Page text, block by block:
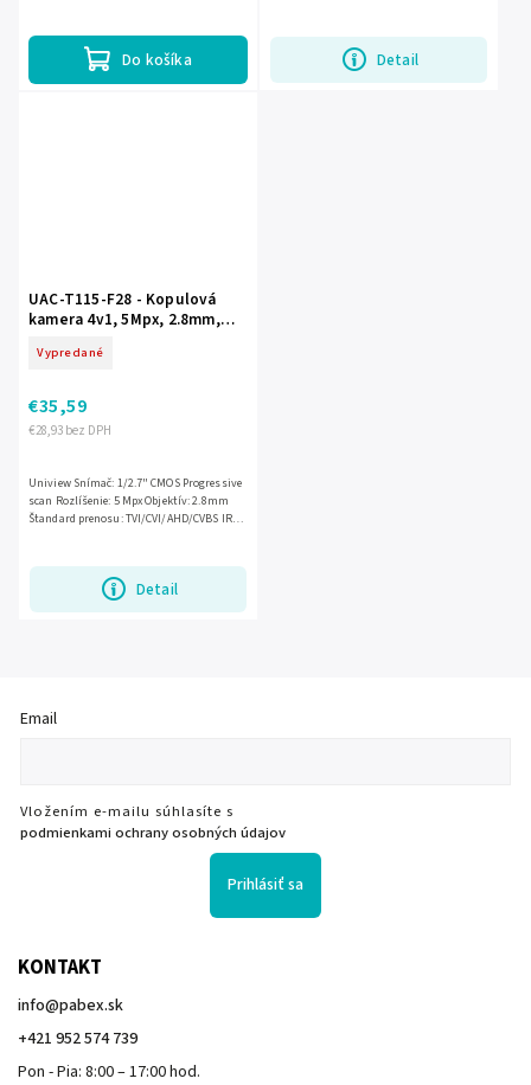
Do košíka Detail
UAC-T115-F28 - Kopulová
kamera 4v1, 5Mpx, 2.8mm,
Vypredané
€28,93 bez DPH
€35,59
Detail
Uniview Snímač: 1/2.7" CMOS Progressive
scan Rozlíšenie: 5 Mpx Objektív: 2.8mm
Štandard prenosu: TVI/CVI/AHD/CVBS IR
Email
Vložením e-mailu súhlasíte s
podmienkami ochrany osobných údajov
Prihlásiť sa
KONTAKT
info@pabex.sk
+421 952 574 739
Pon - Pia: 8:00 – 17:00 hod.